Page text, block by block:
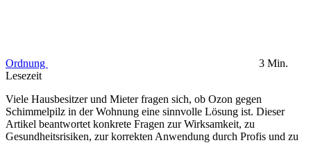
Ordnung
3 Min.
Lesezeit
Viele Hausbesitzer und Mieter fragen sich, ob Ozon gegen
Schimmelpilz in der Wohnung eine sinnvolle Lösung ist. Dieser
Artikel beantwortet konkrete Fragen zur Wirksamkeit, zu
Gesundheitsrisiken, zur korrekten Anwendung durch Profis und zu